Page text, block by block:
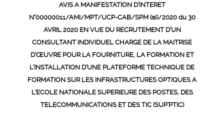
AVIS A MANIFESTATION D’INTERET
N°00000011/AMI/MPT/UCP-CAB/SPM (ai)/2020 du 30
AVRIL 2020 EN VUE DU RECRUTEMENT D’UN
CONSULTANT INDIVIDUEL CHARGE DE LA MAITRISE
D’ŒUVRE POUR LA FOURNITURE, LA FORMATION ET
L’INSTALLATION D’UNE PLATEFORME TECHNIQUE DE
FORMATION SUR LES INFRASTRUCTURES OPTIQUES A
L’ECOLE NATIONALE SUPERIEURE DES POSTES, DES
TELECOMMUNICATIONS ET DES TIC (SUP’PTIC)